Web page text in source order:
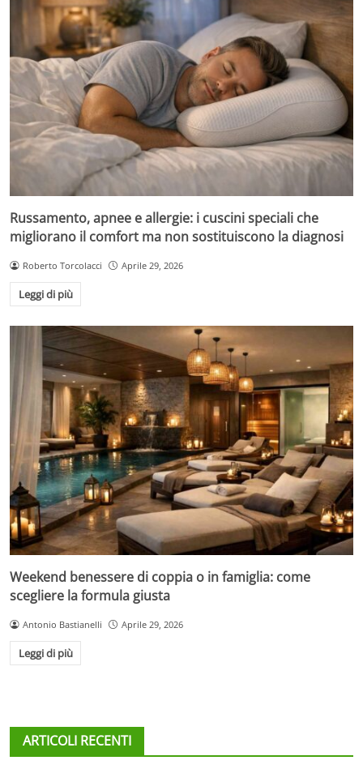
Russamento, apnee e allergie: i cuscini speciali che
migliorano il comfort ma non sostituiscono la diagnosi
Roberto Torcolacci Aprile 29, 2026
Leggi di più
Weekend benessere di coppia o in famiglia: come
scegliere la formula giusta
Antonio Bastianelli Aprile 29, 2026
Leggi di più
ARTICOLI RECENTI